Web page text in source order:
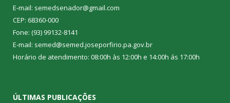
E-mail: semedsenador@gmail.com
CEP: 68360-000
Fone: (93) 99132-8141
E-mail: semed@semed.joseporfirio.pa.gov.br
Horário de atendimento: 08:00h às 12:00h e 14:00h ás 17:00h
ÚLTIMAS PUBLICAÇÕES